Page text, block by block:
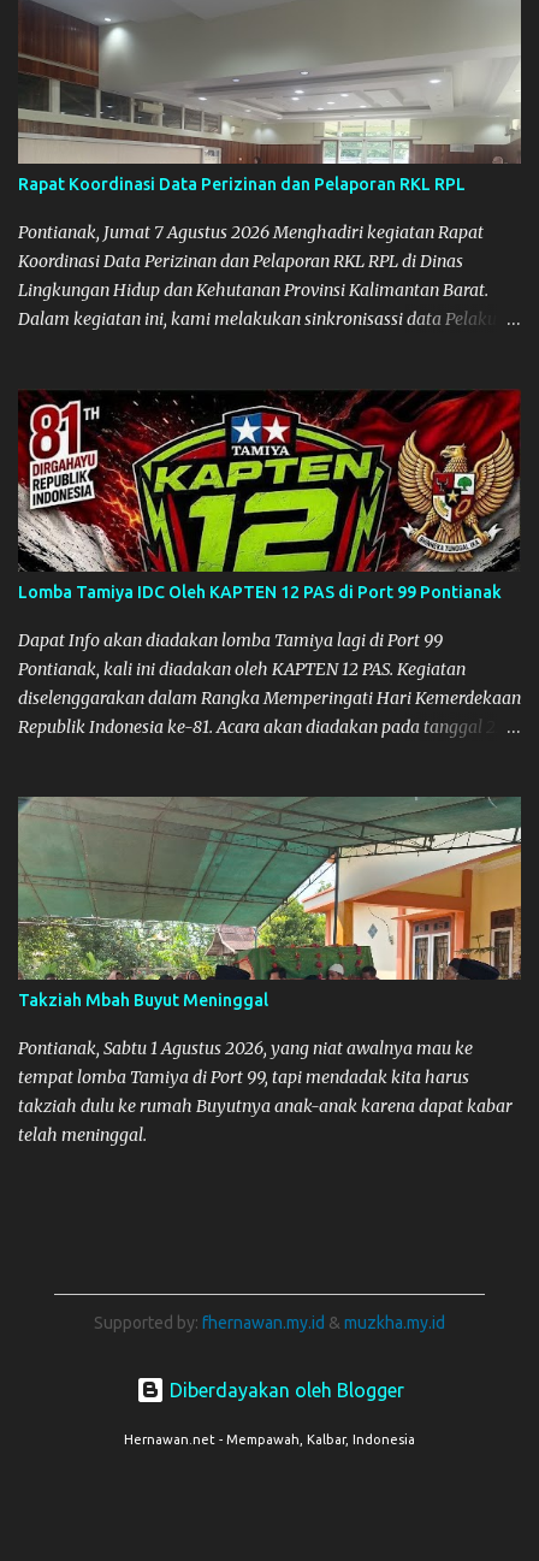
Rapat Koordinasi Data Perizinan dan Pelaporan RKL RPL
Pontianak, Jumat 7 Agustus 2026 Menghadiri kegiatan Rapat
Koordinasi Data Perizinan dan Pelaporan RKL RPL di Dinas
Lingkungan Hidup dan Kehutanan Provinsi Kalimantan Barat.
Dalam kegiatan ini, kami melakukan sinkronisassi data Pelaku
Kabupaten/Kota. Kegiatan ini penting, sehingga terjadi
sinkronisasi data dari hasil pengawasan/pembinaan terhadap
data administratifnya. Karena bisa saja datanya masih aktif,
namun secara operasional mereka sudah tidak ada/tutup. Dan
bagi daerah (Kabupaten/Kota) dengan adanya release data dari
Provinsi itu, dapat menambah wawasan, serta potensi baru dalam
proses pengawasan dan pembinaan terhadap Pelaku Usaha yang
ada di wilayahnya masing-masing.
Lomba Tamiya IDC Oleh KAPTEN 12 PAS di Port 99 Pontianak
Dapat Info akan diadakan lomba Tamiya lagi di Port 99
Pontianak, kali ini diadakan oleh KAPTEN 12 PAS. Kegiatan
diselenggarakan dalam Rangka Memperingati Hari Kemerdekaan
Republik Indonesia ke-81. Acara akan diadakan pada tanggal 22
Takziah Mbah Buyut Meninggal
Pontianak, Sabtu 1 Agustus 2026, yang niat awalnya mau ke
tempat lomba Tamiya di Port 99, tapi mendadak kita harus
takziah dulu ke rumah Buyutnya anak-anak karena dapat kabar
telah meninggal.
Supported by: fhernawan.my.id & muzkha.my.id
Diberdayakan oleh Blogger
Hernawan.net - Mempawah, Kalbar, Indonesia